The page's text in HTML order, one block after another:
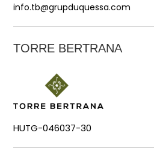
info.tb@grupduquessa.com
TORRE BERTRANA
HUTG-046037-30